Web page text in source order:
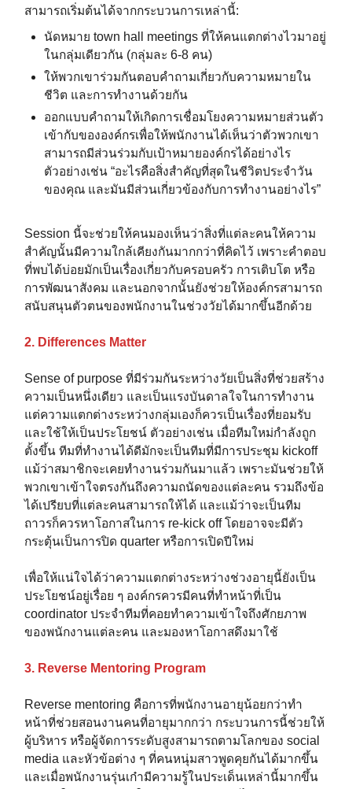
สามารถเริ่มต้นได้จากกระบวนการเหล่านี้:
นัดหมาย town hall meetings ที่ให้คนแตกต่างไวมาอยู่
ในกลุ่มเดียวกัน (กลุ่มละ 6-8 คน)
ให้พวกเขาร่วมกันตอบคำถามเกี่ยวกับความหมายใน
ชีวิต และการทำงานด้วยกัน
ออกแบบคำถามให้เกิดการเชื่อมโยงความหมายส่วนตัว
เข้ากับขององค์กรเพื่อให้พนักงานได้เห็นว่าตัวพวกเขา
สามารถมีส่วนร่วมกับเป้าหมายองค์กรได้อย่างไร
ตัวอย่างเช่น “อะไรคือสิ่งสำคัญที่สุดในชีวิตประจำวัน
ของคุณ และมันมีส่วนเกี่ยวข้องกับการทำงานอย่างไร”
Session นี้จะช่วยให้คนมองเห็นว่าสิ่งที่แต่ละคนให้ความ
สำคัญนั้นมีความใกล้เคียงกันมากกว่าที่คิดไว้ เพราะคำตอบ
ที่พบได้บ่อยมักเป็นเรื่องเกี่ยวกับครอบครัว การเติบโต หรือ
การพัฒนาสังคม และนอกจากนั้นยังช่วยให้องค์กรสามารถ
สนับสนุนตัวตนของพนักงานในช่วงวัยได้มากขึ้นอีกด้วย
2. Differences Matter
Sense of purpose ที่มีร่วมกันระหว่างวัยเป็นสิ่งที่ช่วยสร้าง
ความเป็นหนึ่งเดียว และเป็นแรงบันดาลใจในการทำงาน
แต่ความแตกต่างระหว่างกลุ่มเองก็ควรเป็นเรื่องที่ยอมรับ
และใช้ให้เป็นประโยชน์ ตัวอย่างเช่น เมื่อทีมใหม่กำลังถูก
ตั้งขึ้น ทีมที่ทำงานได้ดีมักจะเป็นทีมที่มีการประชุม kickoff
แม้ว่าสมาชิกจะเคยทำงานร่วมกันมาแล้ว เพราะมันช่วยให้
พวกเขาเข้าใจตรงกันถึงความถนัดของแต่ละคน รวมถึงข้อ
ได้เปรียบที่แต่ละคนสามารถให้ได้ และแม้ว่าจะเป็นทีม
ถาวรก็ควรหาโอกาสในการ re-kick off โดยอาจจะมีตัว
กระตุ้นเป็นการปิด quarter หรือการเปิดปีใหม่
เพื่อให้แน่ใจได้ว่าความแตกต่างระหว่างช่วงอายุนี้ยังเป็น
ประโยชน์อยู่เรื่อย ๆ องค์กรควรมีคนที่ทำหน้าที่เป็น
coordinator ประจำทีมที่คอยทำความเข้าใจถึงศักยภาพ
ของพนักงานแต่ละคน และมองหาโอกาสดึงมาใช้
3. Reverse Mentoring Program
Reverse mentoring คือการที่พนักงานอายุน้อยกว่าทำ
หน้าที่ช่วยสอนงานคนที่อายุมากกว่า กระบวนการนี้ช่วยให้
ผู้บริหาร หรือผู้จัดการระดับสูงสามารถตามโลกของ social
media และหัวข้อต่าง ๆ ที่คนหนุ่มสาวพูดคุยกันได้มากขึ้น
และเมื่อพนักงานรุ่นเก๋ามีความรู้ในประเด็นเหล่านี้มากขึ้น